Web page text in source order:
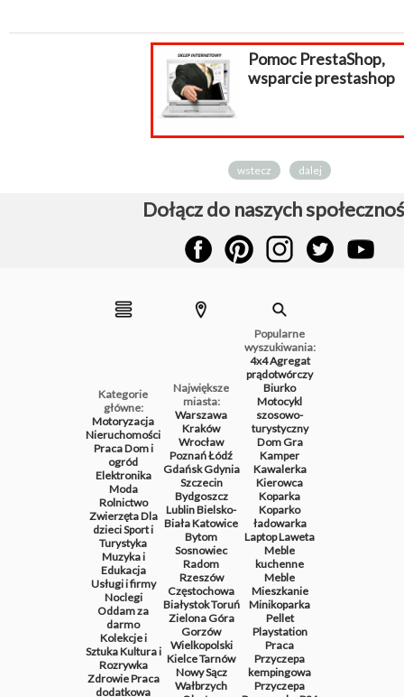
Pomoc PrestaShop,
wsparcie prestashop
wstecz dalej
Dołącz do naszych
Kategorie
główne:
Motoryzacja
Nieruchomości
PracaDom i
ogród
Elektronika
Moda
Rolnictwo
ZwierzętaDla
dzieciSport i
Turystyka
Muzyka i
Edukacja
Usługi i firmy
Noclegi
Oddam za
darmo
Kolekcje i
SztukaKultura i
Rozrywka
ZdrowiePraca
dodatkowa
Największe
miasta:
Warszawa
Kraków
Wrocław
PoznańŁódź
GdańskGdynia
Szczecin
Bydgoszcz
LublinBielsko-
BiałaKatowice
Bytom
Sosnowiec
Radom
Rzeszów
Częstochowa
BiałystokToruń
Zielona Góra
Gorzów
Wielkopolski
KielceTarnów
Nowy Sącz
Wałbrzych
Popularne
wyszukiwania:
4x4Agregat
prądotwórczy
Biurko
Motocykl
szosowo-
turystyczny
DomGra
Kamper
Kawalerka
Kierowca
Koparka
Koparko
ładowarka
LaptopLaweta
Meble
kuchenne
Meble
Mieszkanie
Minikoparka
Pellet
Playstation
Praca
Przyczepa
kempingowa
Przyczepa